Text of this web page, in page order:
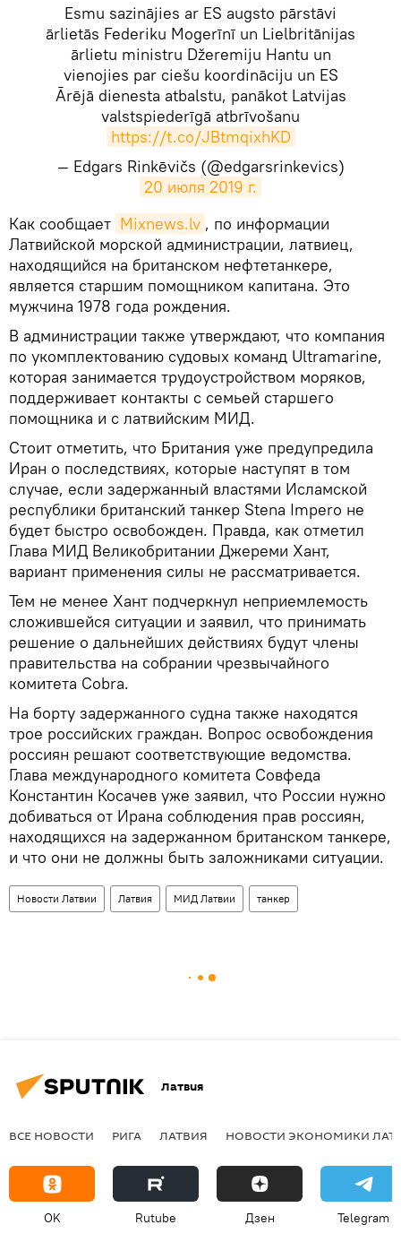
Esmu sazinājies ar ES augsto pārstāvi
ārlietās Federiku Mogerīnī un Lielbritānijas
ārlietu ministru Džeremiju Hantu un
vienojies par ciešu koordināciju un ES
Ārējā dienesta atbalstu, panākot Latvijas
valstspiederīgā atbrīvošanu
https://t.co/JBtmqixhKD
— Edgars Rinkēvičs (@edgarsrinkevics)
20 июля 2019 г.
​Как сообщает Mixnews.lv , по информации
Латвийской морской администрации, латвиец,
находящийся на британском нефтетанкере,
является старшим помощником капитана. Это
мужчина 1978 года рождения.
В администрации также утверждают, что компания
по укомплектованию судовых команд Ultramarine,
которая занимается трудоустройством моряков,
поддерживает контакты с семьей старшего
помощника и с латвийским МИД.
Стоит отметить, что Британия уже предупредила
Иран о последствиях, которые наступят в том
случае, если задержанный властями Исламской
республики британский танкер Stena Impero не
будет быстро освобожден. Правда, как отметил
Глава МИД Великобритании Джереми Хант,
вариант применения силы не рассматривается.
Тем не менее Хант подчеркнул неприемлемость
сложившейся ситуации и заявил, что принимать
решение о дальнейших действиях будут члены
правительства на собрании чрезвычайного
комитета Cobra.
На борту задержанного судна также находятся
трое российских граждан. Вопрос освобождения
россиян решают соответствующие ведомства.
Глава международного комитета Совфеда
Константин Косачев уже заявил, что России нужно
добиваться от Ирана соблюдения прав россиян,
находящихся на задержанном британском танкере,
и что они не должны быть заложниками ситуации.
Новости Латвии Латвия МИД Латвии танкер
Латвия
ВСЕ НОВОСТИ РИГА ЛАТВИЯ НОВОСТИ ЭКОНОМИКИ
OK Rutube Дзен Telegram